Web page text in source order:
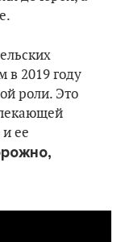
2019 году
роли. Это
ее